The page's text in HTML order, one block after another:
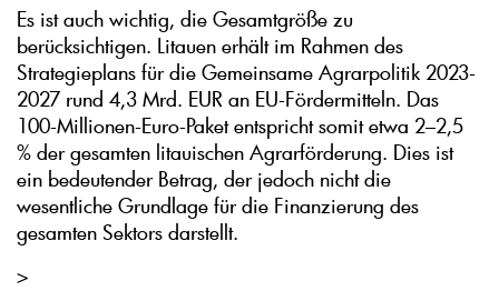
Es ist auch wichtig, die Gesamtgröße zu
berücksichtigen. Litauen erhält im Rahmen des
Strategieplans für die Gemeinsame Agrarpolitik 2023-
2027 rund 4,3 Mrd. EUR an EU-Fördermitteln. Das
100-Millionen-Euro-Paket entspricht somit etwa 2–2,5
% der gesamten litauischen Agrarförderung. Dies ist
ein bedeutender Betrag, der jedoch nicht die
wesentliche Grundlage für die Finanzierung des
gesamten Sektors darstellt.
>